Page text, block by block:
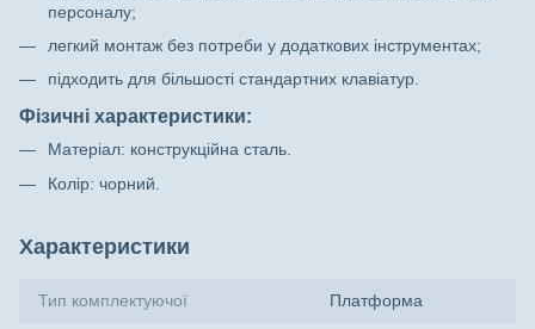
персоналу;
легкий монтаж без потреби у додаткових інструментах;
підходить для більшості стандартних клавіатур.
Фізичні характеристики:
Матеріал: конструкційна сталь.
Колір: чорний.
Характеристики
Тип комплектуючої Платформа